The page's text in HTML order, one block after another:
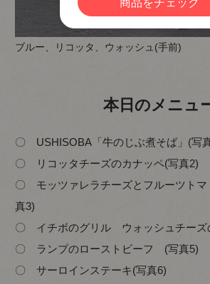
ブルー、リコッタ、ウォッシュ(手前)
本日のメニュ
〇 USHISOBA「牛のじぶ煮そば」(写
〇 リコッタチーズのカナッペ(写真2)
〇 モッツァレラチーズとフルーツトマ
真3)
〇 イチボのグリル ウォッシュチーズ
〇 ランプのローストビーフ (写真5)
〇 サーロインステーキ(写真6)